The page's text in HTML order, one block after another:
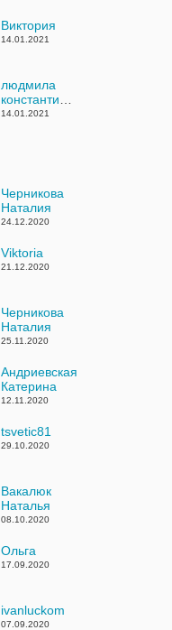
Виктория
14.01.2021
людмила
14.01.2021
Черникова
Наталия
24.12.2020
Viktoria
21.12.2020
Черникова
Наталия
25.11.2020
Андриевская
Катерина
12.11.2020
tsvetic81
29.10.2020
Вакалюк
Наталья
08.10.2020
Ольга
17.09.2020
ivanluckom
07.09.2020